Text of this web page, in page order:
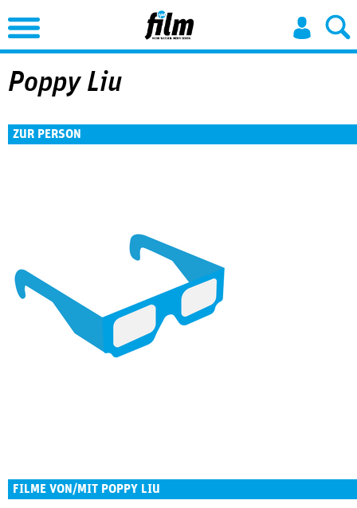
Jump to Navigation
Poppy Liu
ZUR PERSON
FILME VON/MIT POPPY LIU